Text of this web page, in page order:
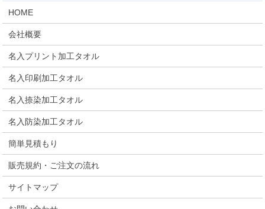
HOME
会社概要
名入プリント加工タオル
名入印刷加工タオル
名入捺染加工タオル
名入防染加工タオル
簡単見積もり
販売規約・ご注文の流れ
サイトマップ